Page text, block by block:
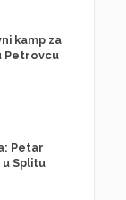
kamp za
Petrovcu
Petar
Splitu